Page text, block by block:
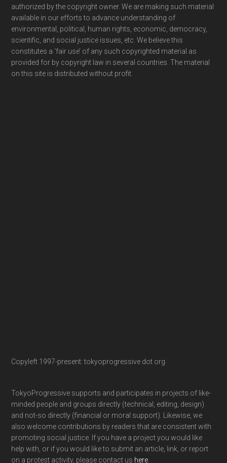
authorized by the copyright owner. We are making such material
available in our efforts to advance understanding of
environmental, political, human rights, economic, democracy,
scientific, and social justice issues, etc. We believe this
constitutes a ‘fair use’ of any such copyrighted material as
provided for by copyright law in several countries. The material
on this site is distributed without profit.
Copyleft 1997-present: tokyoprogressive dot org
TokyoProgressive supports and participates in projects of like-
minded people and groups directly (technical, editing, design)
and not-so directly (financial or moral support). Likewise, we
also welcome contributions by readers that are consistent with
promoting social justice. If you have a project you would like
help with, or if you would like to submit an article, link, or report
on a protest activity, please contact us here